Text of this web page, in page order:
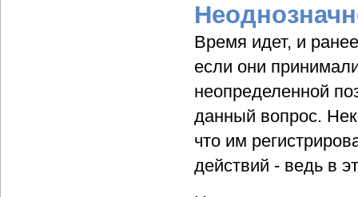
Время идет, и
если они
неопределенной
данный вопрос.
что им
действий - ведь в